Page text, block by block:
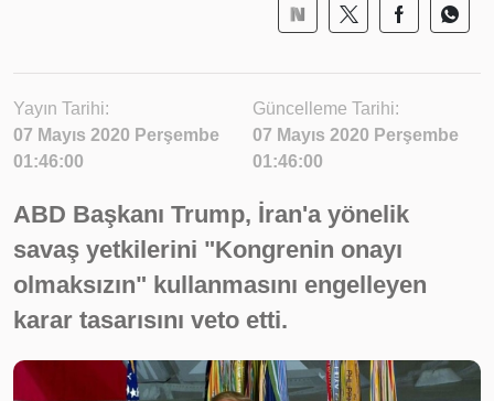
Yayın Tarihi:
07 Mayıs 2020 Perşembe
01:46:00
Güncelleme Tarihi:
07 Mayıs 2020 Perşembe
01:46:00
ABD Başkanı Trump, İran'a yönelik
savaş yetkilerini "Kongrenin onayı
olmaksızın" kullanmasını engelleyen
karar tasarısını veto etti.